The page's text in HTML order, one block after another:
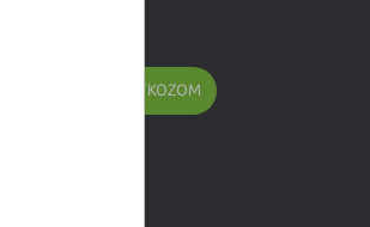
FELIRATKOZOM